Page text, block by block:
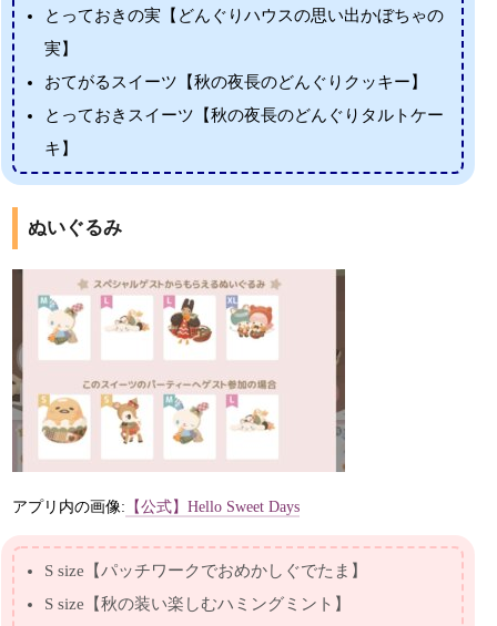
とっておきの実【どんぐりハウスの思い出かぼちゃの
実】
おてがるスイーツ【秋の夜長のどんぐりクッキー】
とっておきスイーツ【秋の夜長のどんぐりタルトケー
キ】
ぬいぐるみ
アプリ内の画像: 【公式】Hello Sweet Days
S size【パッチワークでおめかしぐでたま】
S size【秋の装い楽しむハミングミント】